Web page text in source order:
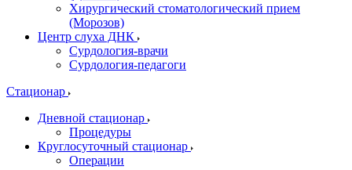
Хирургический стоматологический прием
(Морозов)
Центр слуха ДНК
Сурдология-врачи
Сурдология-педагоги
Стационар
Дневной стационар
Процедуры
Круглосуточный стационар
Операции